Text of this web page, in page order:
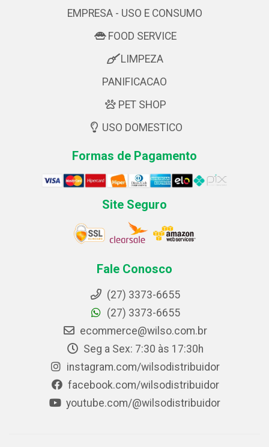
EMPRESA - USO E CONSUMO
FOOD SERVICE
LIMPEZA
PANIFICACAO
PET SHOP
USO DOMESTICO
Formas de Pagamento
Site Seguro
Fale Conosco
(27) 3373-6655
(27) 3373-6655
ecommerce@wilso.com.br
Seg a Sex: 7:30 às 17:30h
instagram.com/wilsodistribuidor
facebook.com/wilsodistribuidor
youtube.com/@wilsodistribuidor